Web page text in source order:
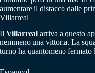
aumentare il distacco dalle
Villarreal
Il Villarreal arriva a questo
nemmeno una vittoria. La
turno ha quantomeno